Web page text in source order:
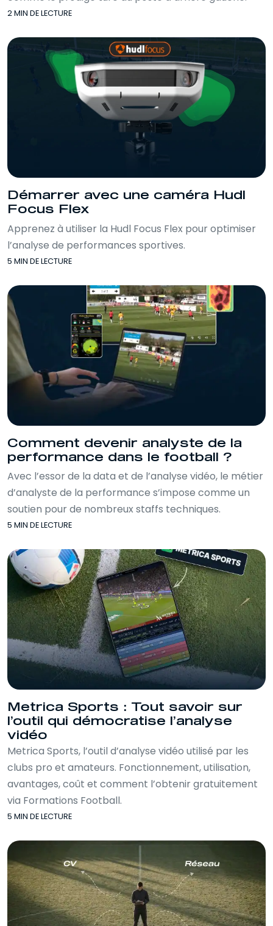
2 MIN DE LECTURE
Démarrer avec une caméra Hudl
Focus Flex
Apprenez à utiliser la Hudl Focus Flex pour optimiser
l’analyse de performances sportives.
5 MIN DE LECTURE
Comment devenir analyste de la
performance dans le football ?
Avec l’essor de la data et de l’analyse vidéo, le métier
d’analyste de la performance s’impose comme un
soutien pour de nombreux staffs techniques.
5 MIN DE LECTURE
Metrica Sports : Tout savoir sur
l’outil qui démocratise l’analyse
vidéo
Metrica Sports, l’outil d’analyse vidéo utilisé par les
clubs pro et amateurs. Fonctionnement, utilisation,
avantages, coût et comment l’obtenir gratuitement
via Formations Football.
5 MIN DE LECTURE